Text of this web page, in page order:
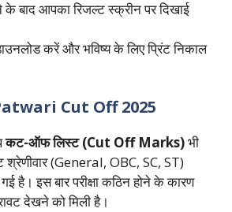
बाद आपका रिजल्ट स्क्रीन पर दिखाई
करें और भविष्य के लिए प्रिंट निकाल
Cut Off 2025
कट-ऑफ लिस्ट (Cut Off Marks)भी
श्रेणीवार (General, OBC, SC, ST)
है। इस बार परीक्षा कठिन होने के कारण
देखने को मिली है।